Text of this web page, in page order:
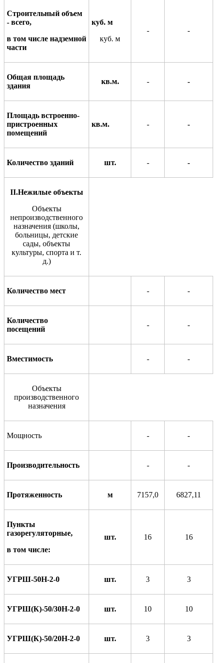
Строительный объем
- всего,
в том числе надземной
части
куб. м
куб. м
- -
Общая площадь
здания
кв.м. - -
Площадь встроенно-
пристроенных
помещений
кв.м. - -
Количество зданий шт. - -
II.Нежилые объекты
Объекты
непроизводственного
назначения (школы,
больницы, детские
сады, объекты
культуры, спорта и т.
д.)
Количество мест - -
Количество
посещений
- -
Вместимость - -
Объекты
производственного
назначения
Мощность - -
Производительность - -
Протяженность м 7157,0 6827,11
Пункты
газорегуляторные,
в том числе:
шт. 16 16
УГРШ-50Н-2-0 шт. 3 3
УГРШ(К)-50/30Н-2-0 шт. 10 10
УГРШ(К)-50/20Н-2-0 шт. 3 3